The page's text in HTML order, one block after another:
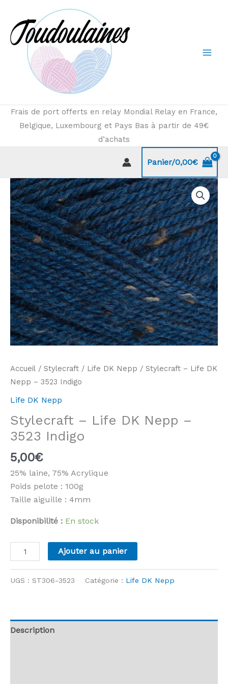
contenu
Frais de port offerts en relay Mondial Relay en France,
Belgique, Luxembourg et Pays Bas à partir de 49€
d’achats
Panier/0,00€
Accueil / Stylecraft / Life DK Nepp / Stylecraft – Life DK
Nepp – 3523 Indigo
Life DK Nepp
Stylecraft – Life DK Nepp –
3523 Indigo
5,00€
25% laine, 75% Acrylique
Poids pelote : 100g
Taille aiguille : 4mm
Disponibilité : En stock
quantité
de
Nepp
Ajouter au panier
UGS : ST306-3523 Catégorie : Life DK Nepp
Description